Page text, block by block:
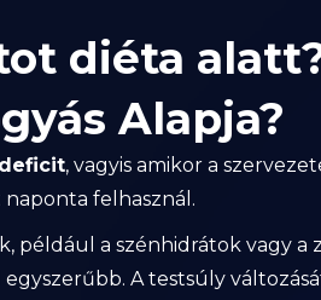
diéta
Alapja?
, vagyis amikor a
felhasznál.
például a szénhidrátok vagy a
A testsúly